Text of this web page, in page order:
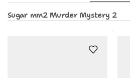
Sugar mm2 Murder Mystery 2